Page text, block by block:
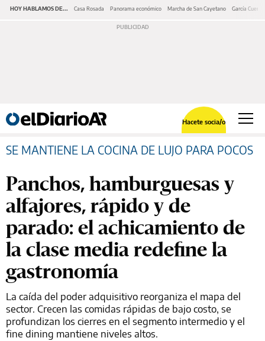
HOY HABLAMOS DE... Casa Rosada Panorama económico Marcha de San Cayetano García Cuerva
Hacete socia/o
SE MANTIENE LA COCINA DE LUJO PARA POCOS
Panchos, hamburguesas y
alfajores, rápido y de
parado: el achicamiento de
la clase media redefine la
gastronomía
La caída del poder adquisitivo reorganiza el mapa del
sector. Crecen las comidas rápidas de bajo costo, se
profundizan los cierres en el segmento intermedio y el
fine dining mantiene niveles altos.